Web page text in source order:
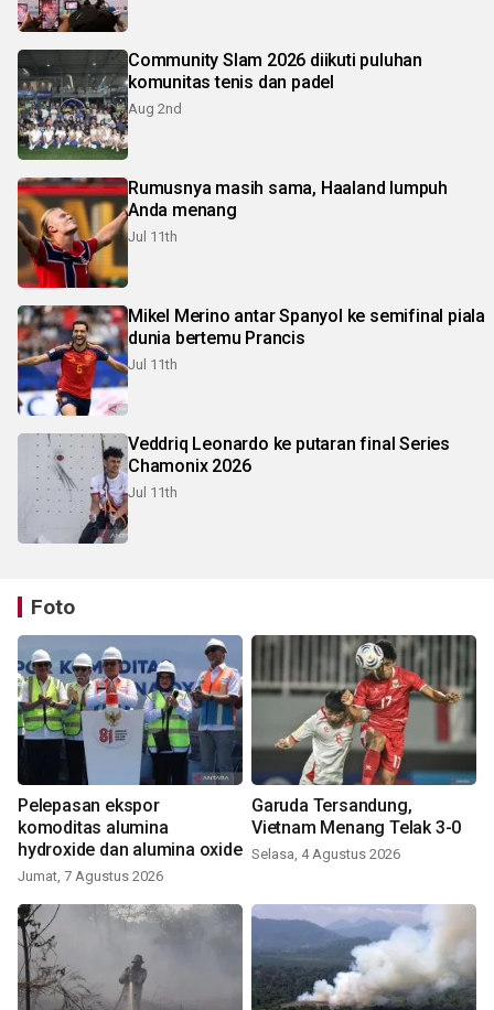
Community Slam 2026 diikuti puluhan
komunitas tenis dan padel
Aug 2nd
Rumusnya masih sama, Haaland lumpuh
Anda menang
Jul 11th
Mikel Merino antar Spanyol ke semifinal piala
dunia bertemu Prancis
Jul 11th
Veddriq Leonardo ke putaran final Series
Chamonix 2026
Jul 11th
Foto
Pelepasan ekspor
komoditas alumina
hydroxide dan alumina oxide
Jumat, 7 Agustus 2026
Garuda Tersandung,
Vietnam Menang Telak 3-0
Selasa, 4 Agustus 2026